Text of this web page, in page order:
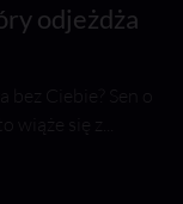
odjeżdża